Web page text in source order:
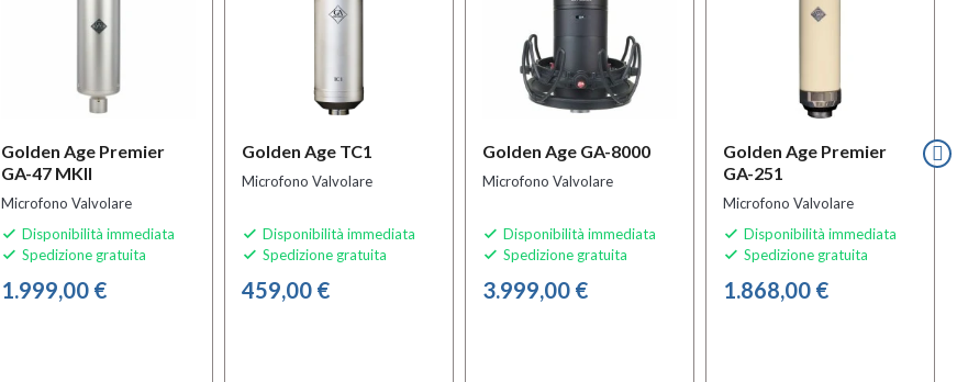
Golden Age Premier
GA-47 MKII
Microfono Valvolare
 Disponibilità immediata
 Spedizione gratuita
1.999,00 €
Golden Age TC1
Microfono Valvolare
 Disponibilità immediata
 Spedizione gratuita
459,00 €
Golden Age GA-8000
Microfono Valvolare
 Disponibilità immediata
 Spedizione gratuita
3.999,00 €
Golden Age Premier
GA-251
Microfono Valvolare
 Disponibilità immediata
 Spedizione gratuita
1.868,00 €